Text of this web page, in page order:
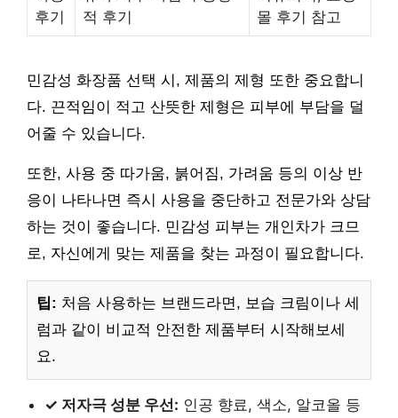
후기
적 후기
몰 후기 참고
민감성 화장품 선택 시, 제품의 제형 또한 중요합니
다. 끈적임이 적고 산뜻한 제형은 피부에 부담을 덜
어줄 수 있습니다.
또한, 사용 중 따가움, 붉어짐, 가려움 등의 이상 반
응이 나타나면 즉시 사용을 중단하고 전문가와 상담
하는 것이 좋습니다. 민감성 피부는 개인차가 크므
로, 자신에게 맞는 제품을 찾는 과정이 필요합니다.
팁: 처음 사용하는 브랜드라면, 보습 크림이나 세
럼과 같이 비교적 안전한 제품부터 시작해보세
요.
✓ 저자극 성분 우선: 인공 향료, 색소, 알코올 등